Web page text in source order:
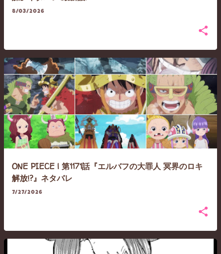
8/03/2026
ONE PIECE | 第1171話『エルバフの大罪人 冥界のロキ
解放!?』ネタバレ
7/27/2026